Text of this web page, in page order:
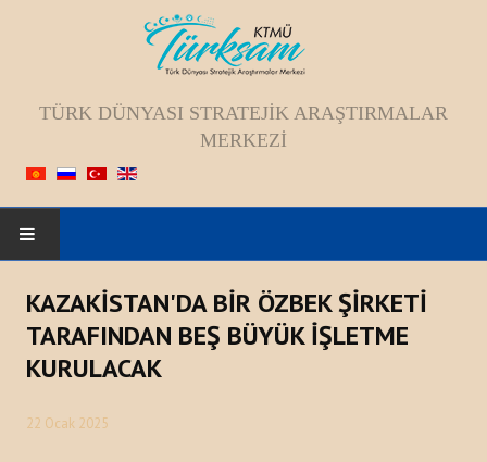
TÜRK DÜNYASI STRATEJIK ARAŞTIRMALAR
MERKEZI
ANASAYFA
HAKKIMIZDA
KAZAKİSTAN'DA BİR ÖZBEK ŞİRKETİ
TARAFINDAN BEŞ BÜYÜK İŞLETME
KURULACAK
22 Ocak 2025